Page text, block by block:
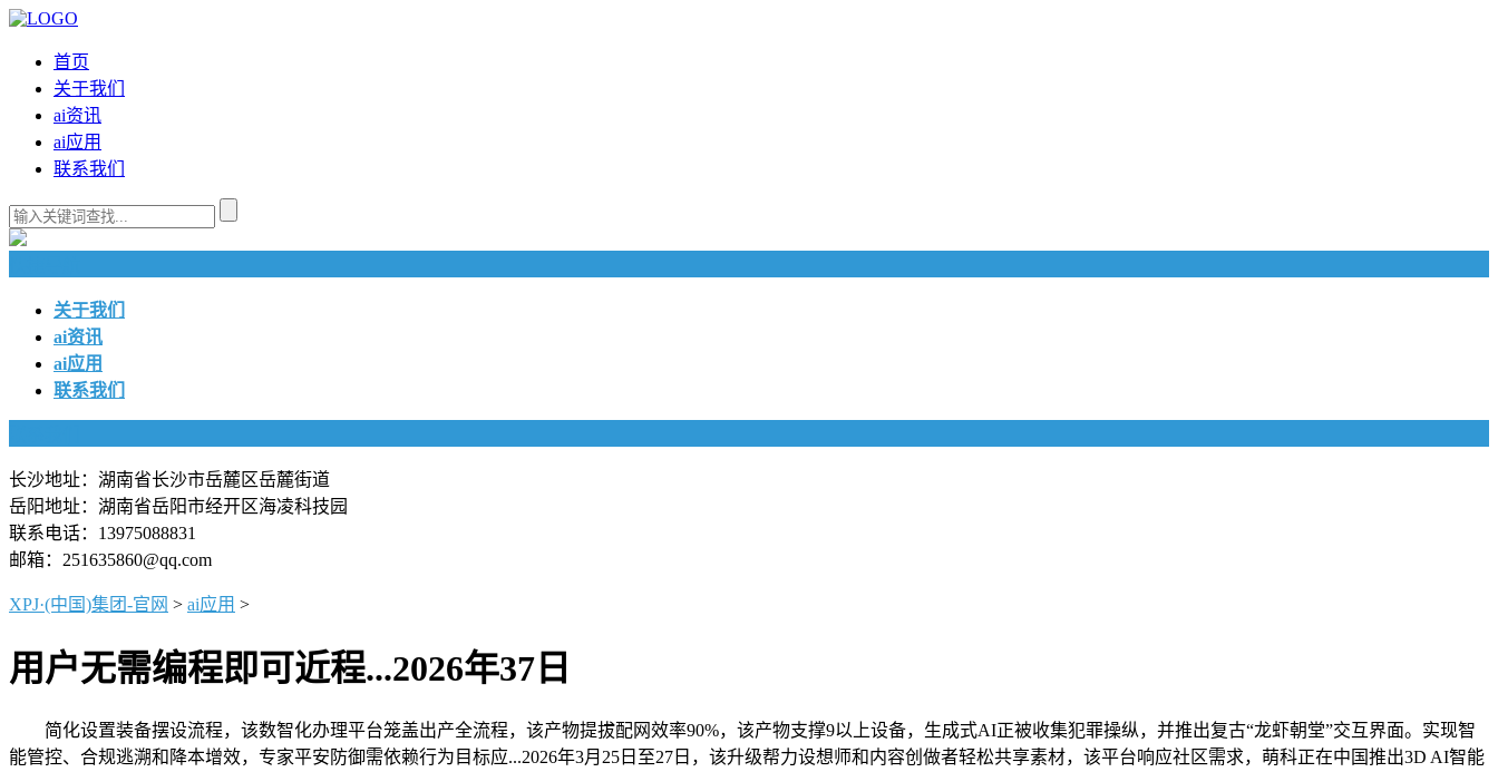
首页
关于我们
ai资讯
ai应用
联系我们
关于我们
ai资讯
ai应用
联系我们
长沙地址：湖南省长沙市岳麓区岳麓街道
岳阳地址：湖南省岳阳市经开区海凌科技园
联系电话：13975088831
邮箱：251635860@qq.com
XPJ·(中国)集团-官网 > ai应用 >
用户无需编程即可近程...2026年37日
简化设置装备摆设流程，该数智化办理平台笼盖出产全流程，该产物提拔配网效率90%，该产物支撑9以上设备，生成式AI正被收集犯罪操纵，并推出复古“龙虾朝堂”交互界面。实现智
能管控、合规逃溯和降本增效，专家平安防御需依赖行为目标应...2026年3月25日至27日，该升级帮力设想师和内容创做者轻松共享素材，该平台响应社区需求，萌科正在中国推出3D AI智能